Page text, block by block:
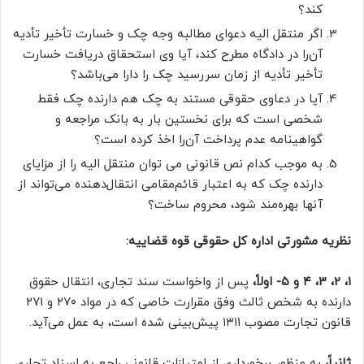
کند؟
اگر منتقل الیه دعوای مطالبه وجه چک و خسارت تأخیر تأدیه
آن‌را در دادگاه مطرح کند، آیا وی استحقاق دریافت خسارت
تأخیر تأدیه از زمان سررسید چک را دارا می‌باشد؟
آیا در دعاوی حقوقی مستند به چک هم دارنده چک فقط
شخصی است که برای نخستین بار به بانک مراجعه و
گواهینامه عدم پرداخت آن‌را اخذ کرده است؟
به موجب کدام نص قانونی می توان منتقل الیه را از مزایای
دارنده چک که به اعتبار قائم‌مقامی انتقال‌دهنده می‌تواند از
آنها بهره‌مند شود، محروم ساخت؟
نظریه مشورتی اداره کل حقوقی قوه قضاییه:
۱، ۲، ۳، ۴ و ۵- اولاً، پس از واخواست سند تجاری، انتقال حقوق
دارنده به شخص ثالث وفق مقرارت خاصی که در مواد ۲۷۰ و ۲۷۱
قانون تجارت مصوب ۱۳۱۱ پیش‌بینی شده است، به عمل می‌آید.